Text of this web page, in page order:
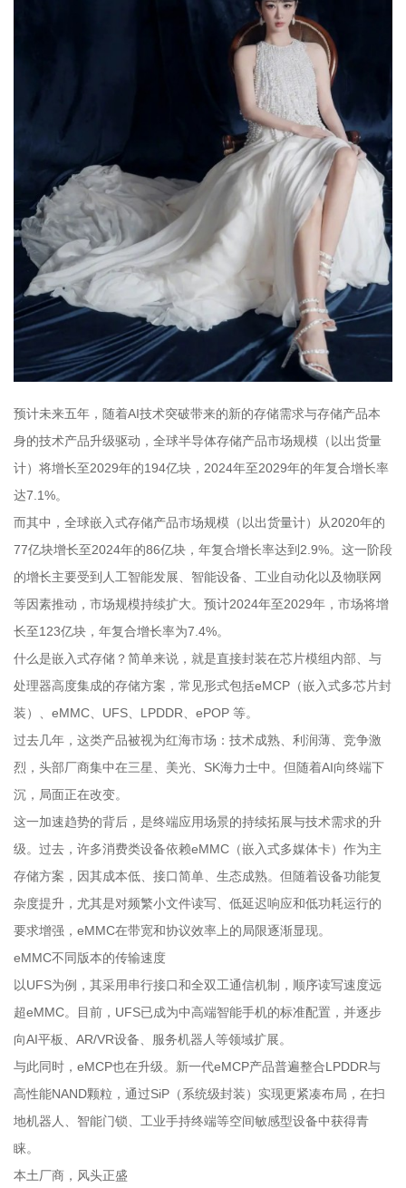
预计未来五年，随着AI技术突破带来的新的存储需求与存储产品本
身的技术产品升级驱动，全球半导体存储产品市场规模（以出货量
计）将增长至2029年的194亿块，2024年至2029年的年复合增长率
达7.1%。
而其中，全球嵌入式存储产品市场规模（以出货量计）从2020年的
77亿块增长至2024年的86亿块，年复合增长率达到2.9%。这一阶段
的增长主要受到人工智能发展、智能设备、工业自动化以及物联网
等因素推动，市场规模持续扩大。预计2024年至2029年，市场将增
长至123亿块，年复合增长率为7.4%。
什么是嵌入式存储？简单来说，就是直接封装在芯片模组内部、与
处理器高度集成的存储方案，常见形式包括eMCP（嵌入式多芯片封
装）、eMMC、UFS、LPDDR、ePOP 等。
过去几年，这类产品被视为红海市场：技术成熟、利润薄、竞争激
烈，头部厂商集中在三星、美光、SK海力士中。但随着AI向终端下
沉，局面正在改变。
这一加速趋势的背后，是终端应用场景的持续拓展与技术需求的升
级。过去，许多消费类设备依赖eMMC（嵌入式多媒体卡）作为主
存储方案，因其成本低、接口简单、生态成熟。但随着设备功能复
杂度提升，尤其是对频繁小文件读写、低延迟响应和低功耗运行的
要求增强，eMMC在带宽和协议效率上的局限逐渐显现。
eMMC不同版本的传输速度
以UFS为例，其采用串行接口和全双工通信机制，顺序读写速度远
超eMMC。目前，UFS已成为中高端智能手机的标准配置，并逐步
向AI平板、AR/VR设备、服务机器人等领域扩展。
与此同时，eMCP也在升级。新一代eMCP产品普遍整合LPDDR与
高性能NAND颗粒，通过SiP（系统级封装）实现更紧凑布局，在扫
地机器人、智能门锁、工业手持终端等空间敏感型设备中获得青
睐。
本土厂商，风头正盛